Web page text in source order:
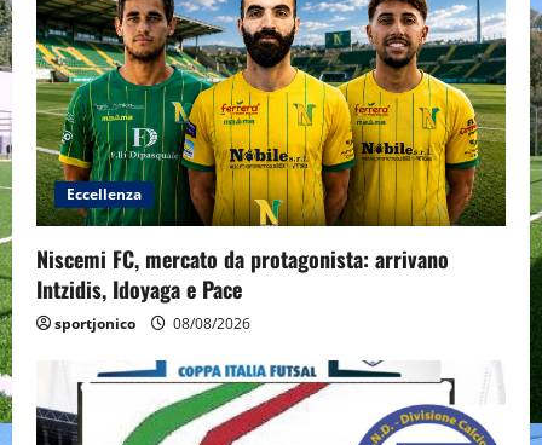
Eccellenza
Niscemi FC, mercato da protagonista: arrivano
Intzidis, Idoyaga e Pace
sportjonico 08/08/2026